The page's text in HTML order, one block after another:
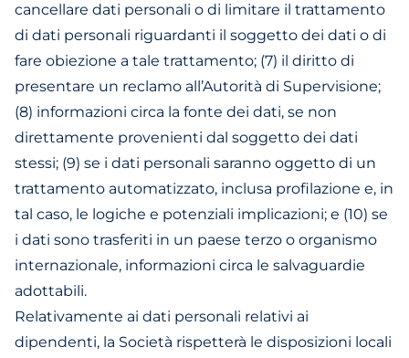
cancellare dati personali o di limitare il trattamento
di dati personali riguardanti il soggetto dei dati o di
fare obiezione a tale trattamento; (7) il diritto di
presentare un reclamo all’Autorità di Supervisione;
(8) informazioni circa la fonte dei dati, se non
direttamente provenienti dal soggetto dei dati
stessi; (9) se i dati personali saranno oggetto di un
trattamento automatizzato, inclusa profilazione e, in
tal caso, le logiche e potenziali implicazioni; e (10) se
i dati sono trasferiti in un paese terzo o organismo
internazionale, informazioni circa le salvaguardie
adottabili.
Relativamente ai dati personali relativi ai
dipendenti, la Società rispetterà le disposizioni locali